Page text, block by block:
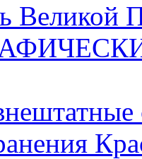
Великой